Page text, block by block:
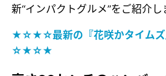
新“インパクトグルメ”をご紹介し
★☆★☆最新の『花咲かタイムズ
☆★☆★